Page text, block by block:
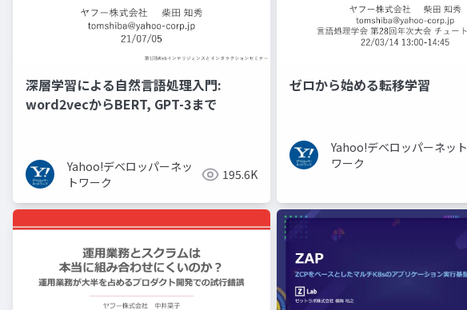
深層学習による自然言語処理入門:
word2vecからBERT, GPT-3まで
Yahoo!デベロッパーネッ
トワーク
195.6K
ゼロから始める転移学習
Yahoo!デベロッパーネット
ワーク